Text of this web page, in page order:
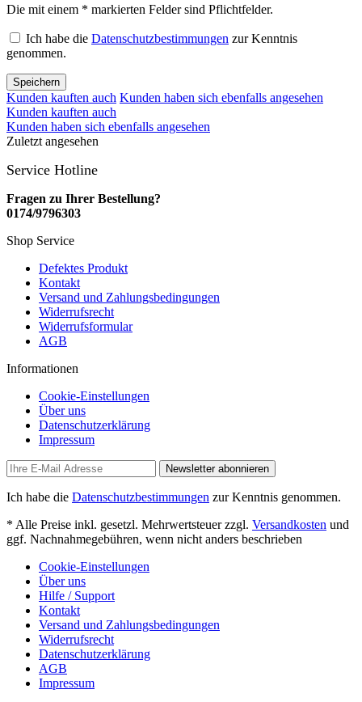
Die mit einem * markierten Felder sind Pflichtfelder.
Ich habe die Datenschutzbestimmungen zur Kenntnis
genommen.
Speichern
Kunden kauften auch Kunden haben sich ebenfalls angesehen
Kunden kauften auch
Kunden haben sich ebenfalls angesehen
Zuletzt angesehen
Service Hotline
Fragen zu Ihrer Bestellung?
0174/9796303
Shop Service
Defektes Produkt
Kontakt
Versand und Zahlungsbedingungen
Widerrufsrecht
Widerrufsformular
AGB
Informationen
Cookie-Einstellungen
Über uns
Datenschutzerklärung
Impressum
Newsletter abonnieren
Ich habe die Datenschutzbestimmungen zur Kenntnis genommen.
* Alle Preise inkl. gesetzl. Mehrwertsteuer zzgl. Versandkosten und
ggf. Nachnahmegebühren, wenn nicht anders beschrieben
Cookie-Einstellungen
Über uns
Hilfe / Support
Kontakt
Versand und Zahlungsbedingungen
Widerrufsrecht
Datenschutzerklärung
AGB
Impressum